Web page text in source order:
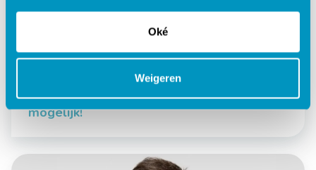
Oké
Weigeren
Zo wordt gratis kinderopvang wel
mogelijk!